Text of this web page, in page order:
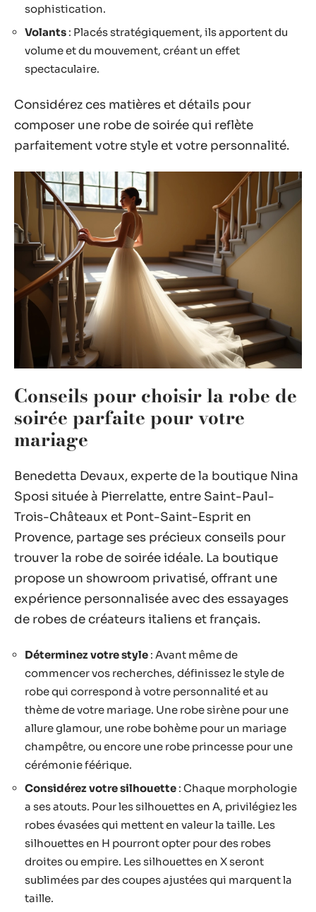
sophistication.
Volants : Placés stratégiquement, ils apportent du
volume et du mouvement, créant un effet
spectaculaire.
Considérez ces matières et détails pour
composer une robe de soirée qui reflète
parfaitement votre style et votre personnalité.
Conseils pour choisir la robe de
soirée parfaite pour votre
mariage
Benedetta Devaux, experte de la boutique Nina
Sposi située à Pierrelatte, entre Saint-Paul-
Trois-Châteaux et Pont-Saint-Esprit en
Provence, partage ses précieux conseils pour
trouver la robe de soirée idéale. La boutique
propose un showroom privatisé, offrant une
expérience personnalisée avec des essayages
de robes de créateurs italiens et français.
Déterminez votre style : Avant même de
commencer vos recherches, définissez le style de
robe qui correspond à votre personnalité et au
thème de votre mariage. Une robe sirène pour une
allure glamour, une robe bohème pour un mariage
champêtre, ou encore une robe princesse pour une
cérémonie féérique.
Considérez votre silhouette : Chaque morphologie
a ses atouts. Pour les silhouettes en A, privilégiez les
robes évasées qui mettent en valeur la taille. Les
silhouettes en H pourront opter pour des robes
droites ou empire. Les silhouettes en X seront
sublimées par des coupes ajustées qui marquent la
taille.